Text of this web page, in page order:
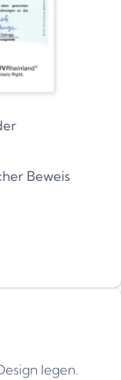
Beweis
legen.